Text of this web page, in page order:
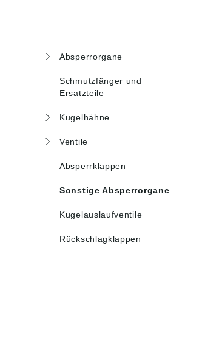
Absperrorgane
Schmutzfänger und
Ersatzteile
Kugelhähne
Ventile
Absperrklappen
Sonstige Absperrorgane
Kugelauslaufventile
Rückschlagklappen